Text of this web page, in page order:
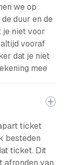
we op
duur en de
je niet voor
vooraf
dat je niet
mee
ticket
besteden
ticket. Dit